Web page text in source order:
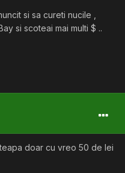
si sa cureti nucile ,
si scoteai mai multi $ ..
doar cu vreo 50 de lei